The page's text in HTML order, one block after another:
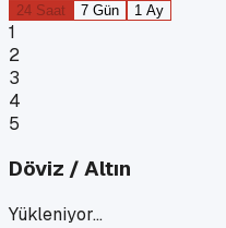
24 Saat 7 Gün 1 Ay
1
2
3
4
5
Döviz / Altın
Yükleniyor…